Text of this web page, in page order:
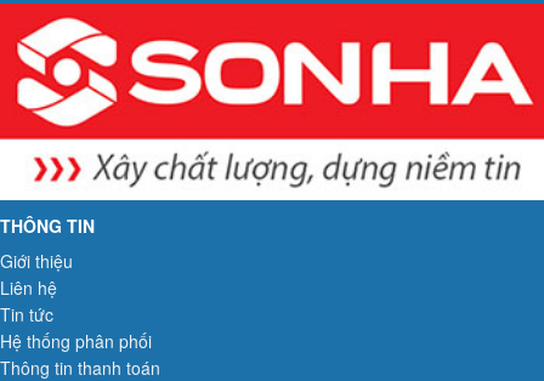
THÔNG TIN
Giới thiệu
Liên hệ
Tin tức
Hệ thống phân phối
Thông tin thanh toán